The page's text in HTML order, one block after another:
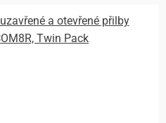
a otevřené přilby
Twin Pack